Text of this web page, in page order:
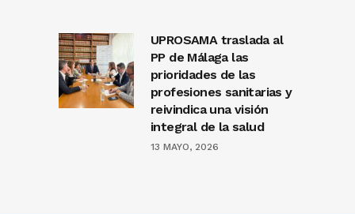
UPROSAMA traslada al
PP de Málaga las
prioridades de las
profesiones sanitarias y
reivindica una visión
integral de la salud
13 MAYO, 2026